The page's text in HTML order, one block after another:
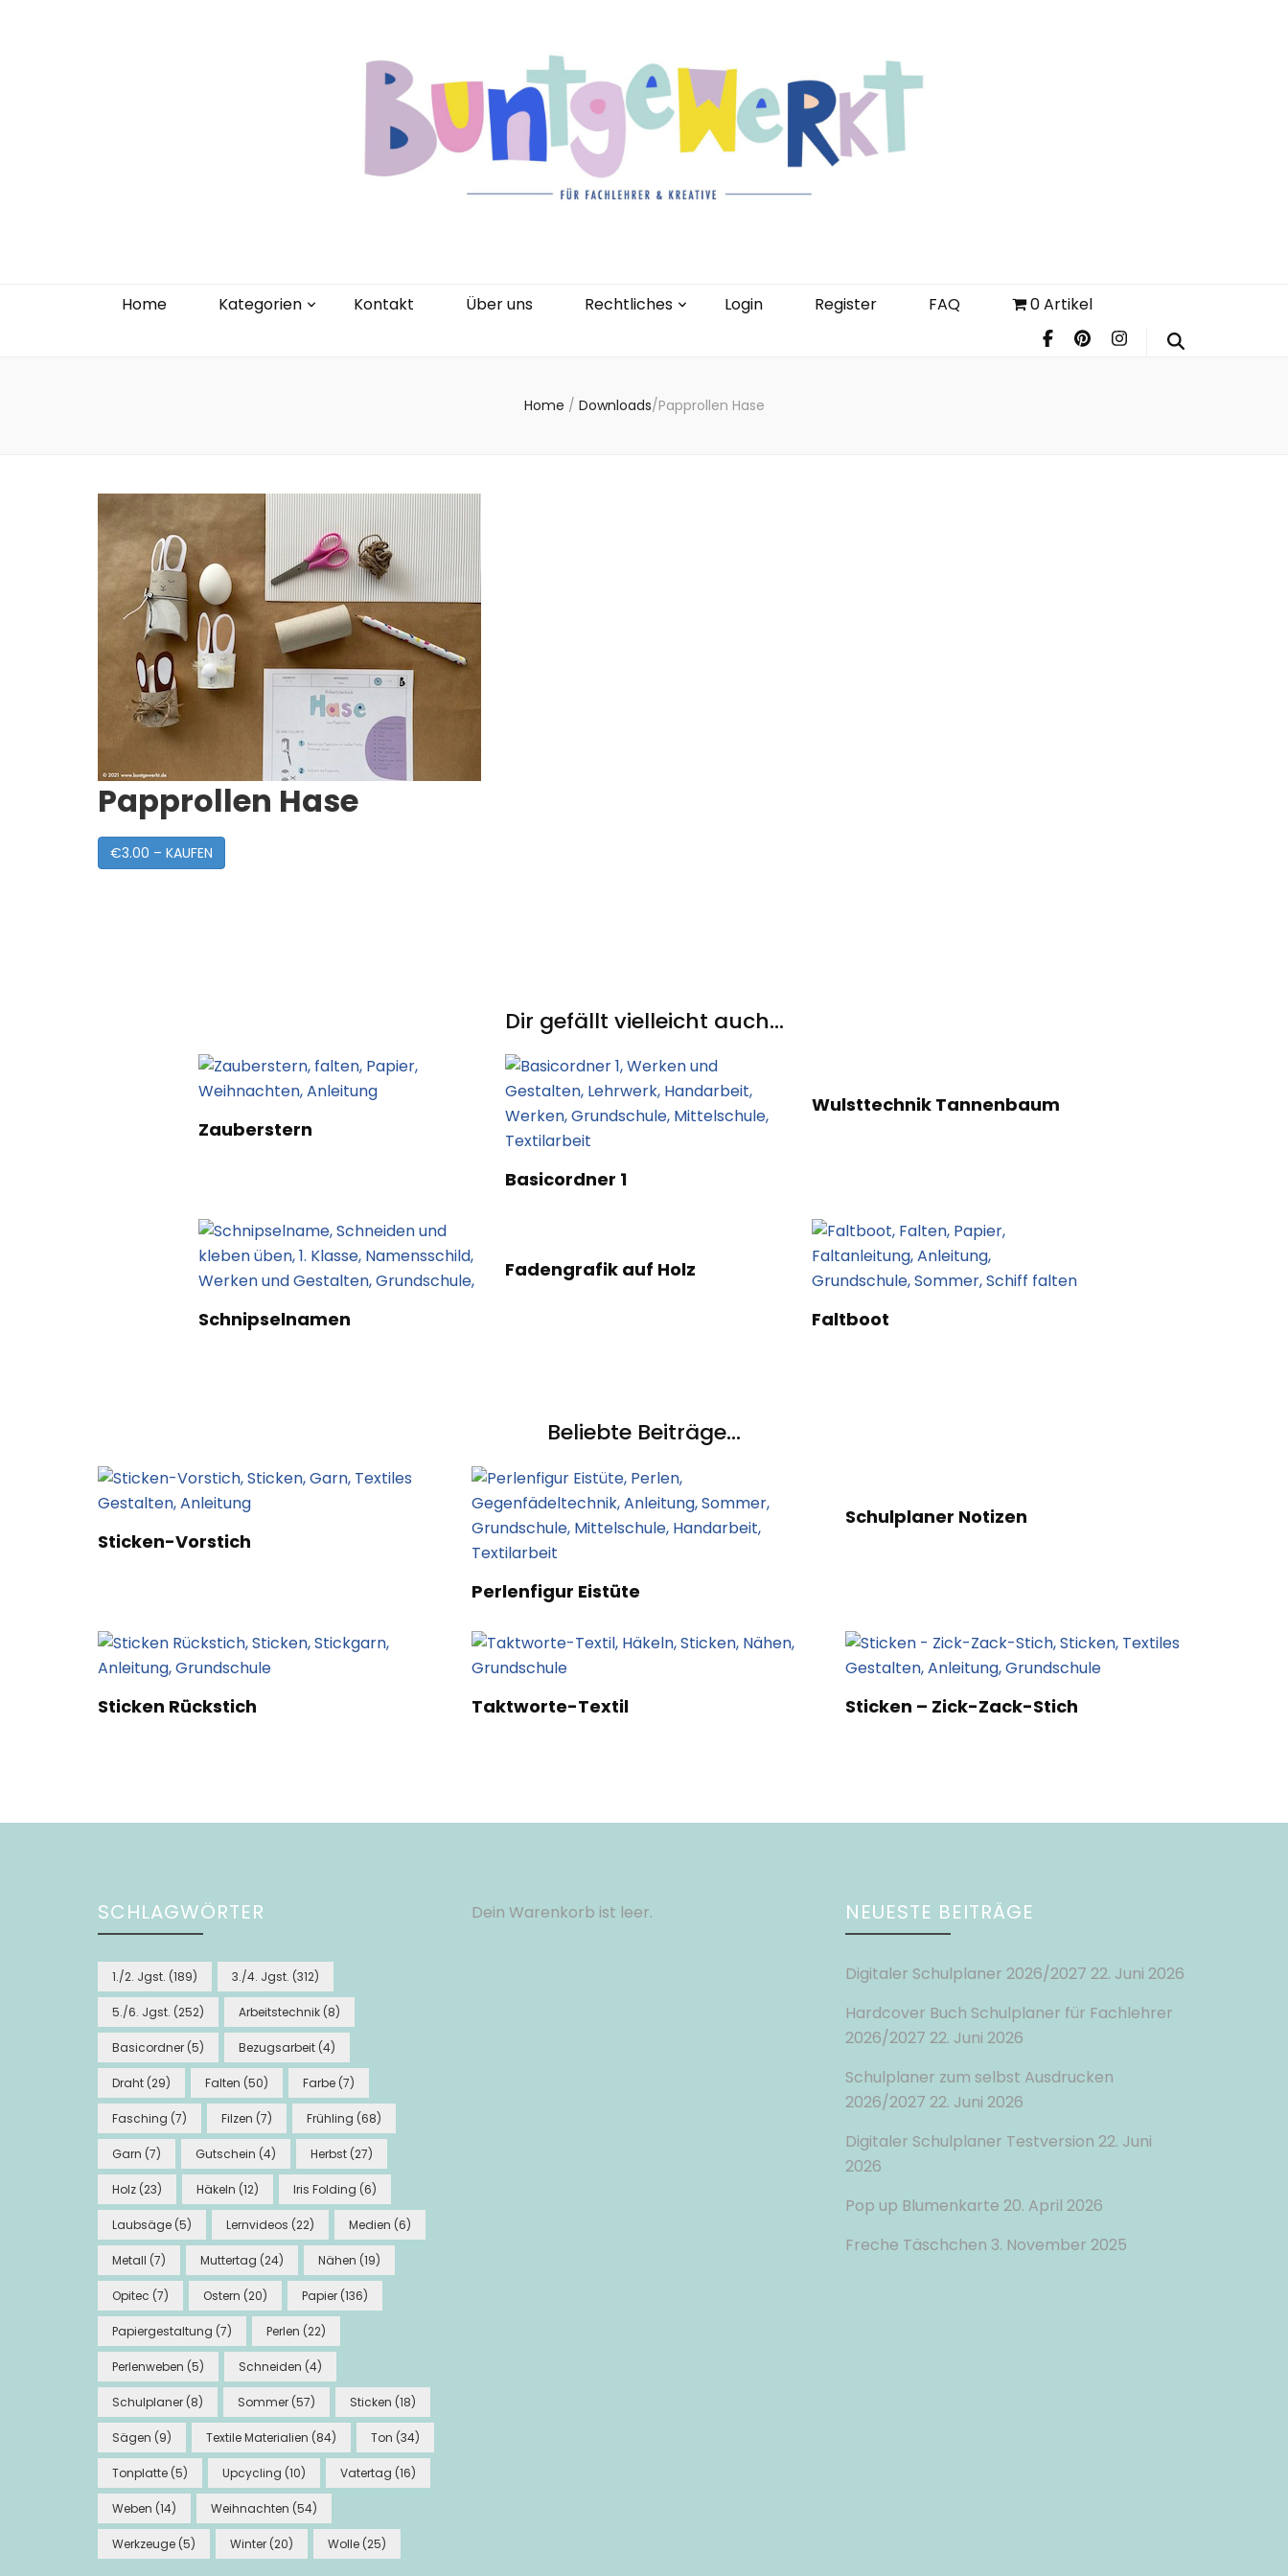
Home Kategorien Kontakt Über uns Rechtliches Login Register FAQ 0 Artikel
Home / Downloads/Papprollen Hase
Papprollen Hase
€3.00 – KAUFEN
Dir gefällt vielleicht auch...
Zauberstern
Basicordner 1
Wulsttechnik Tannenbaum
Schnipselnamen
Fadengrafik auf Holz
Faltboot
Beliebte Beiträge...
Sticken-Vorstich
Perlenfigur Eistüte
Schulplaner Notizen
Sticken Rückstich Taktworte-Textil Sticken – Zick-Zack-Stich
SCHLAGWÖRTER
1./2. Jgst. (189) 3./4. Jgst. (312)
5./6. Jgst. (252) Arbeitstechnik (8)
Basicordner (5) Bezugsarbeit (4)
Draht (29) Falten (50) Farbe (7)
Fasching (7) Filzen (7) Frühling (68)
Garn (7) Gutschein (4) Herbst (27)
Holz (23) Häkeln (12) Iris Folding (6)
Laubsäge (5) Lernvideos (22) Medien (6)
Metall (7) Muttertag (24) Nähen (19)
Opitec (7) Ostern (20) Papier (136)
Papiergestaltung (7) Perlen (22)
Perlenweben (5) Schneiden (4)
Schulplaner (8) Sommer (57) Sticken (18)
Sägen (9) Textile Materialien (84) Ton (34)
Tonplatte (5) Upcycling (10) Vatertag (16)
Weben (14) Weihnachten (54)
Werkzeuge (5) Winter (20) Wolle (25)
Dein Warenkorb ist leer. NEUESTE BEITRÄGE
Digitaler Schulplaner 2026/2027 22. Juni 2026
Hardcover Buch Schulplaner für Fachlehrer
2026/2027 22. Juni 2026
Schulplaner zum selbst Ausdrucken
2026/2027 22. Juni 2026
Digitaler Schulplaner Testversion 22. Juni
2026
Pop up Blumenkarte 20. April 2026
Freche Täschchen 3. November 2025